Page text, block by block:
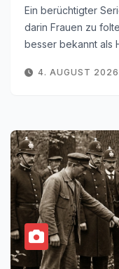
Ein berüchtigter
darin Frauen zu
besser bekannt als
4. AUGUST 2026